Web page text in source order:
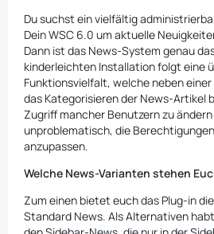
Du suchst ein vielfältig
Dein WSC 6.0 um aktuelle
Dann ist das News-System genau
kinderleichten Installation folgt eine
Funktionsvielfalt, welche neben
das Kategorisieren der News-Artikel
Zugriff mancher Benutzern zu
unproblematisch, die
anzupassen.
Welche News-Varianten stehen
Zum einen bietet euch das Plug-in
Standard News. Als Alternativen